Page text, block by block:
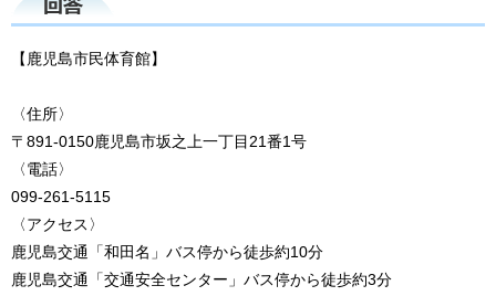
【鹿児島市民体育館】
〈住所〉
〒891-0150鹿児島市坂之上一丁目21番1号
〈電話〉
099-261-5115
〈アクセス〉
鹿児島交通「和田名」バス停から徒歩約10分
鹿児島交通「交通安全センター」バス停から徒歩約3分